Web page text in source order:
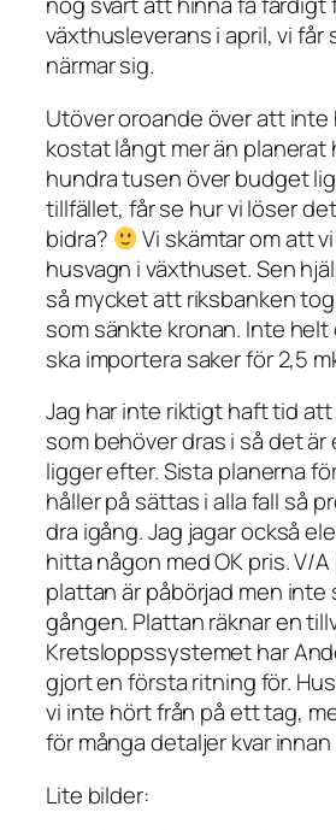
växthusleverans i april, vi får
närmar sig.
Utöver oroande över att inte
kostat långt mer än planerat
hundra tusen över budget
tillfället, får se hur vi löser
bidra?
Vi skämtar om att
husvagn i växthuset. Sen
så mycket att riksbanken
som sänkte kronan. Inte helt
ska importera saker för 2,5
Jag har inte riktigt haft tid att
som behöver dras i så det är
ligger efter. Sista planerna
håller på sättas i alla fall så
dra igång. Jag jagar också
hitta någon med OK pris. V/
plattan är påbörjad men inte
gången. Plattan räknar en
Kretsloppssystemet har
gjort en första ritning för.
vi inte hört från på ett tag,
för många detaljer kvar
Lite bilder: